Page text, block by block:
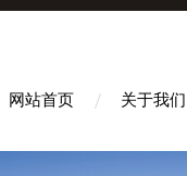
网站首页 关于我们